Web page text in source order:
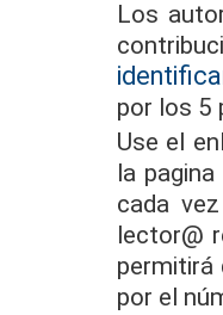
Los
por los 5
Use el
la
cada
lector@
permitirá
por el